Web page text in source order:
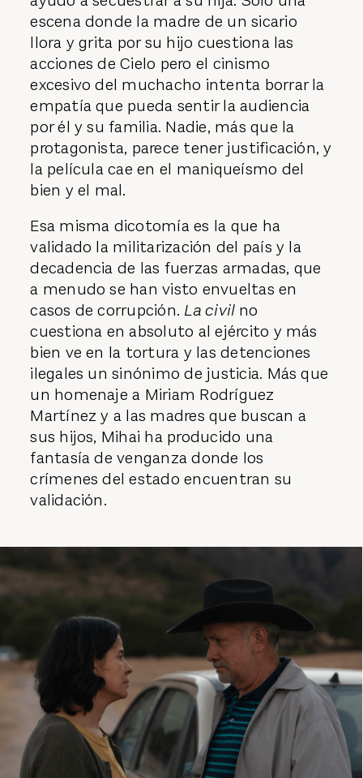
escena donde la madre de un sicario
llora y grita por su hijo cuestiona las
acciones de Cielo pero el cinismo
excesivo del muchacho intenta borrar la
empatía que pueda sentir la audiencia
por él y su familia. Nadie, más que la
protagonista, parece tener justificación, y
la película cae en el maniqueísmo del
bien y el mal.
Esa misma dicotomía es la que ha
validado la militarización del país y la
decadencia de las fuerzas armadas, que
a menudo se han visto envueltas en
casos de corrupción. La civil no
cuestiona en absoluto al ejército y más
bien ve en la tortura y las detenciones
ilegales un sinónimo de justicia. Más que
un homenaje a Miriam Rodríguez
Martínez y a las madres que buscan a
sus hijos, Mihai ha producido una
fantasía de venganza donde los
crímenes del estado encuentran su
validación.